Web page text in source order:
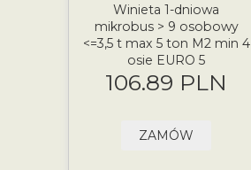
Winieta 1-dniowa
mikrobus > 9 osobowy
<=3,5 t max 5 ton M2 min 4
osie EURO 5
106.89 PLN
ZAMÓW